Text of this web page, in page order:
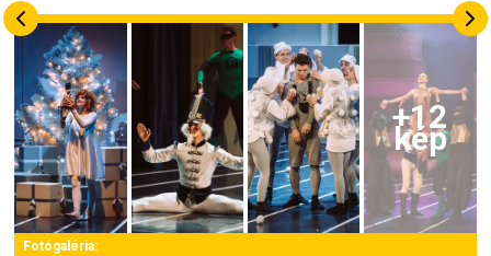
+12
kép
Fotógaléria: